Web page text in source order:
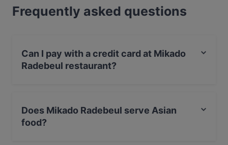
Frequently asked questions
Can I pay with a credit card at Mikado
Radebeul restaurant?
Does Mikado Radebeul serve Asian
food?